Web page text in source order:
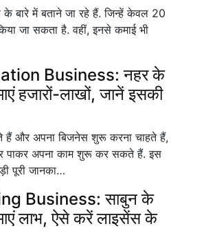
बारे में बताने जा रहे हैं. जिन्हें केवल 20
जा सकता है. वहीं, इनसे कमाई भी
Business: नहर के
हजारों-लाखों, जानें इसकी
हैं और अपना बिजनेस शुरू करना चाहते हैं,
पाकर अपना काम शुरू कर सकते हैं. इस
पूरी जानका…
Business: साबुन के
लाभ, ऐसे करें लाइसेंस के